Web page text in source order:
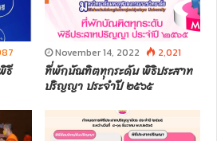
ธี
November 14, 2022 2,021
ที่พักบัณฑิตทุกระดับ พิธิประสาท
ปริญญา ประจำปี ๒๕๖๕